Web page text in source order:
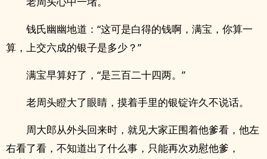
钱氏幽幽地道：“这可是白得的钱啊，满宝，你算一
算，上交六成的银子是多少？”
满宝早算好了，“是三百二十四两。”
老周头瞪大了眼睛，摸着手里的银锭许久不说话。
周大郎从外头回来时，就见大家正围着他爹看，他左
右看了看，不知道出了什么事，只能再次劝慰他爹，